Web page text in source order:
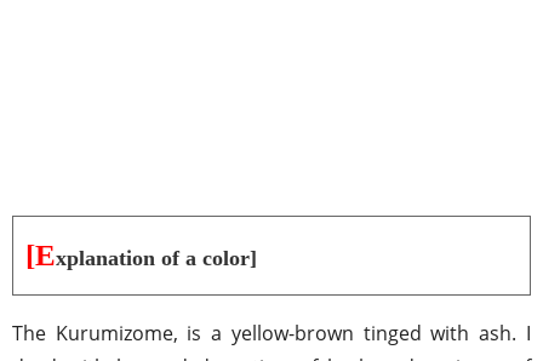
[Explanation of a color]
The Kurumizome, is a yellow-brown tinged with ash. I